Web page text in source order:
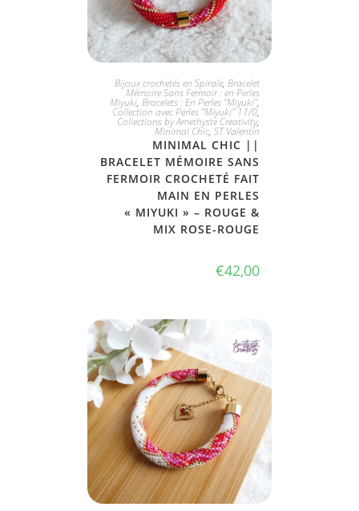
JE L'ADOPTE
Bijoux crochetés en Spirale, Bracelet
Mémoire Sans Fermoir : en Perles
Miyuki, Bracelets : En Perles "Miyuki",
Collection avec Perles "Miyuki" 11/0,
Collections by Amethyste Creativity,
Minimal Chic, ST Valentin
MINIMAL CHIC ||
BRACELET MÉMOIRE SANS
FERMOIR CROCHETÉ FAIT
MAIN EN PERLES
« MIYUKI » – ROUGE &
MIX ROSE-ROUGE
€42,00